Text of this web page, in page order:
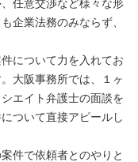
任意交渉など様々な形
企業法務のみならず、
について力を入れてお
大阪事務所では、１ヶ
エイト弁護士の面談を
ついて直接アピールし
件で依頼者とのやりと